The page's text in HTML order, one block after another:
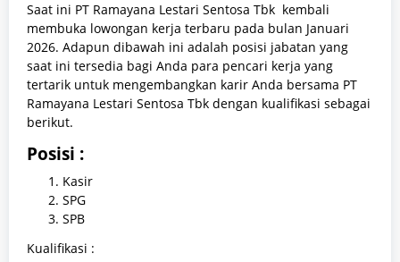
Saat ini PT Ramayana Lestari Sentosa Tbk kembali
membuka lowongan kerja terbaru pada bulan Januari
2026. Adapun dibawah ini adalah posisi jabatan yang
saat ini tersedia bagi Anda para pencari kerja yang
tertarik untuk mengembangkan karir Anda bersama PT
Ramayana Lestari Sentosa Tbk dengan kualifikasi sebagai
berikut.
Posisi :
Kasir
SPG
SPB
Kualifikasi :